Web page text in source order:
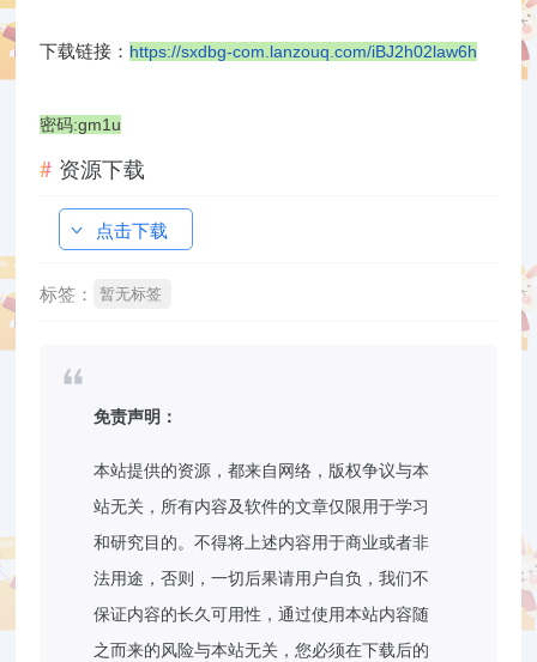
下载链接：https://sxdbg-com.lanzouq.com/iBJ2h02law6h
密码:gm1u
资源下载
点击下载
标签： 暂无标签
免责声明：
本站提供的资源，都来自网络，版权争议与本
站无关，所有内容及软件的文章仅限用于学习
和研究目的。不得将上述内容用于商业或者非
法用途，否则，一切后果请用户自负，我们不
保证内容的长久可用性，通过使用本站内容随
之而来的风险与本站无关，您必须在下载后的